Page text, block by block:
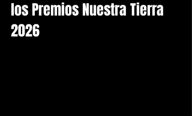
los Premios Nuestra Tierra
2026